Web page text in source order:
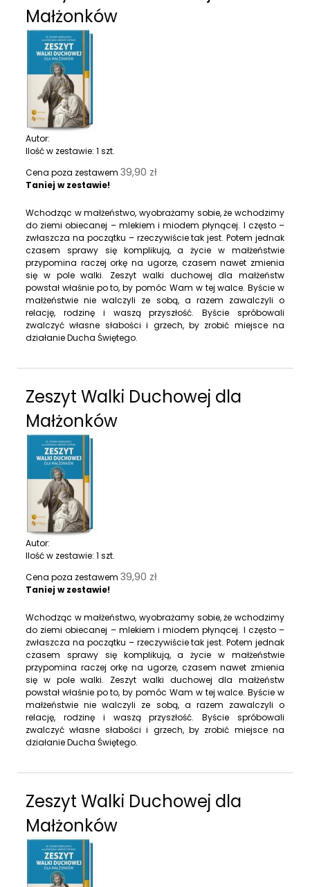
Małżonków
Autor:
Ilość w zestawie: 1 szt.
Cena poza zestawem 39,90 zł
Taniej w zestawie!
Wchodząc w małżeństwo, wyobrażamy sobie, że wchodzimy
do ziemi obiecanej – mlekiem i miodem płynącej. I często –
zwłaszcza na początku – rzeczywiście tak jest. Potem jednak
czasem sprawy się komplikują, a życie w małżeństwie
przypomina raczej orkę na ugorze, czasem nawet zmienia
się w pole walki. Zeszyt walki duchowej dla małżeństw
powstał właśnie po to, by pomóc Wam w tej walce. Byście w
małżeństwie nie walczyli ze sobą, a razem zawalczyli o
relację, rodzinę i waszą przyszłość. Byście spróbowali
zwalczyć własne słabości i grzech, by zrobić miejsce na
działanie Ducha Świętego.
Zeszyt Walki Duchowej dla
Małżonków
Autor:
Ilość w zestawie: 1 szt.
Cena poza zestawem 39,90 zł
Taniej w zestawie!
Wchodząc w małżeństwo, wyobrażamy sobie, że wchodzimy
do ziemi obiecanej – mlekiem i miodem płynącej. I często –
zwłaszcza na początku – rzeczywiście tak jest. Potem jednak
czasem sprawy się komplikują, a życie w małżeństwie
przypomina raczej orkę na ugorze, czasem nawet zmienia
się w pole walki. Zeszyt walki duchowej dla małżeństw
powstał właśnie po to, by pomóc Wam w tej walce. Byście w
małżeństwie nie walczyli ze sobą, a razem zawalczyli o
relację, rodzinę i waszą przyszłość. Byście spróbowali
zwalczyć własne słabości i grzech, by zrobić miejsce na
działanie Ducha Świętego.
Zeszyt Walki Duchowej dla
Małżonków